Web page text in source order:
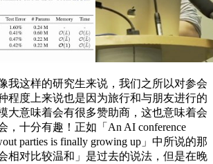
这样的研究生来说，我们之所以对参会
程度上来说也是因为旅行和与朋友进行的
大意味着会有很多赞助商，这也意味着会
，十分有趣！正如「An AI conference
parties is finally growing up」中所说的那
相对比较温和」是过去的说法，但是在晚